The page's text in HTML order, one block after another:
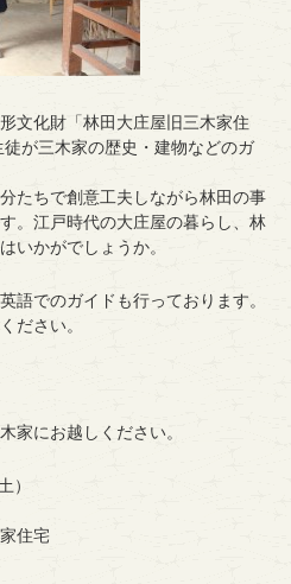
文化財「林田大庄屋旧三木家住
が三木家の歴史・建物などのガ
たちで創意工夫しながら林田の事
。江戸時代の大庄屋の暮らし、林
いかがでしょうか。
語でのガイドも行っております。
ださい。
家にお越しください。
）
住宅